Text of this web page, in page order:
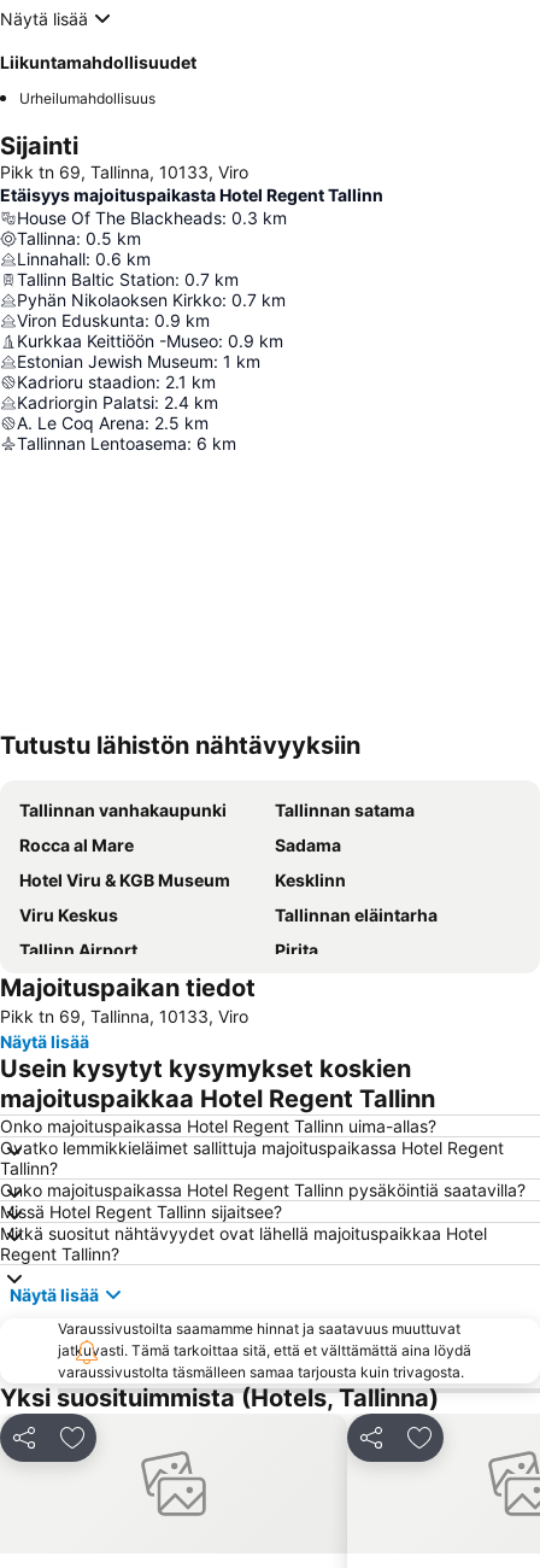
Näytä lisää
Liikuntamahdollisuudet
Urheilumahdollisuus
Sijainti
Pikk tn 69, Tallinna, 10133, Viro
Etäisyys majoituspaikasta Hotel Regent Tallinn
House Of The Blackheads: 0.3 km
Tallinna: 0.5 km
Linnahall: 0.6 km
Tallinn Baltic Station: 0.7 km
Pyhän Nikolaoksen Kirkko: 0.7 km
Viron Eduskunta: 0.9 km
Kurkkaa Keittiöön -Museo: 0.9 km
Estonian Jewish Museum: 1 km
Kadrioru staadion: 2.1 km
Kadriorgin Palatsi: 2.4 km
A. Le Coq Arena: 2.5 km
Tallinnan Lentoasema: 6 km
Tutustu lähistön nähtävyyksiin
Tallinnan vanhakaupunki
Tallinnan satama
Rocca al Mare
Sadama
Hotel Viru & KGB Museum
Kesklinn
Viru Keskus
Tallinnan eläintarha
Tallinn Airport
Pirita
Lauluväljak
Mustamäe
Kassisaba
Baltian rautatieasema
Pirita linnaosad
Lasnamäe
Haabersti
Põhja-Tallinn
Ülemiste
Nõmme
A. Le Coq Arena
Viron merenkulkumuseo
Juhkentali
Raekoda
Kopli
Kakumäe
Lai
Peppersack
Pirita asum
Aleksanteri Nevskin katedraali
Järve
Tallinnan Olympiakeskus
Vana-Mustamäe
Laagri
Rocca al Mare
Majoituspaikan tiedot
Pikk tn 69, Tallinna, 10133, Viro
Näytä lisää
Usein kysytyt kysymykset koskien
majoituspaikkaa Hotel Regent Tallinn
Onko majoituspaikassa Hotel Regent Tallinn uima-allas?
Ovatko lemmikkieläimet sallittuja majoituspaikassa Hotel Regent
Tallinn?
Onko majoituspaikassa Hotel Regent Tallinn pysäköintiä saatavilla?
Missä Hotel Regent Tallinn sijaitsee?
Mitkä suositut nähtävyydet ovat lähellä majoituspaikkaa Hotel
Regent Tallinn?
Näytä lisää
Varaussivustoilta saamamme hinnat ja saatavuus muuttuvat
jatkuvasti. Tämä tarkoittaa sitä, että et välttämättä aina löydä
varaussivustolta täsmälleen samaa tarjousta kuin trivagosta.
Yksi suosituimmista (Hotels, Tallinna)
Jaa Lisää suosikkeihin Jaa Lisää